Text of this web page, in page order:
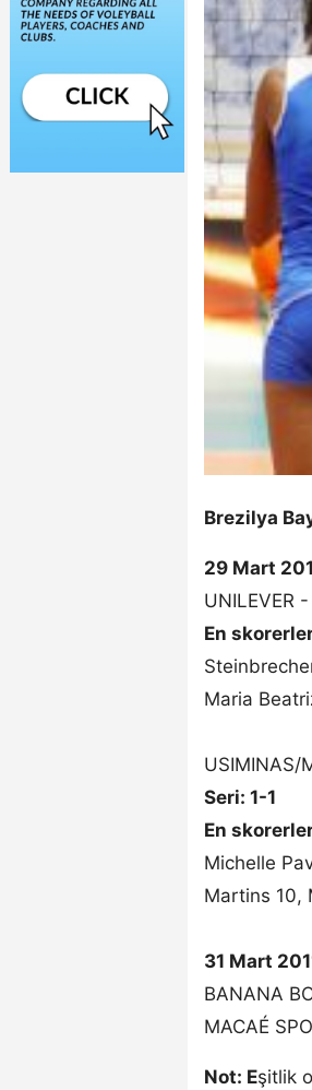
Brezilya
29 Mart
UNILEVER
En
Maria
USIMINAS/
Seri: 1-1
En
Michelle
Martins 10,
31 Mart
BANANA
MACAÉ
Not: Eşitlik